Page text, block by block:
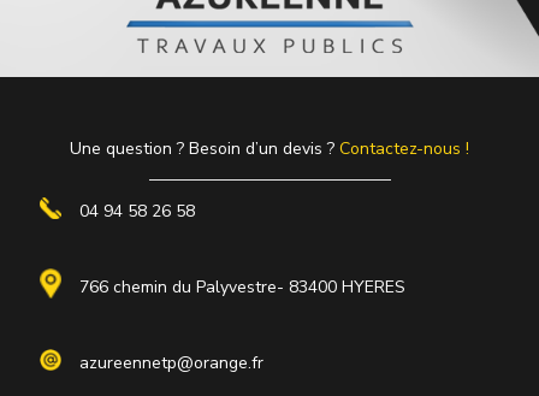
Une question ? Besoin d’un devis ? Contactez-nous !
04 94 58 26 58
766 chemin du Palyvestre- 83400 HYERES
azureennetp@orange.fr